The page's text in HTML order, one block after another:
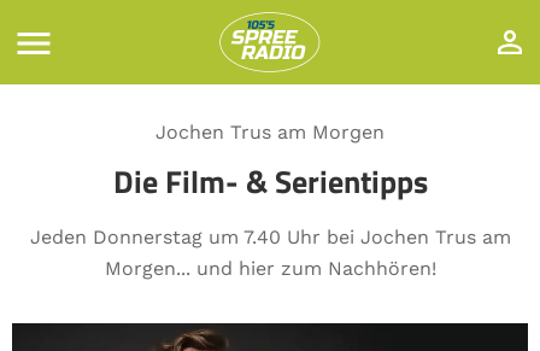
Jochen Trus am Morgen
Die Film- & Serientipps
Jeden Donnerstag um 7.40 Uhr bei Jochen Trus am
Morgen... und hier zum Nachhören!